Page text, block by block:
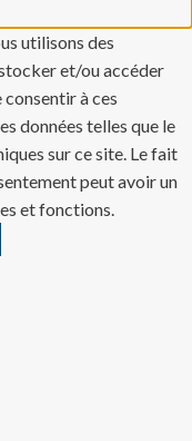
utilisons des
et/ou accéder
à ces
données telles que le
sur ce site. Le fait
peut avoir un
et fonctions.